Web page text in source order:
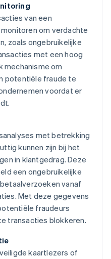
van een
om verdachte
zoals ongebruikelijke
met een hoog
mechanisme om
potentiële fraude te
voordat er
met betrekking
kunnen zijn bij het
in klantgedrag. Deze
een ongebruikelijke
vanaf
Met deze gegevens
fraudeurs
transacties blokkeren.
kaartlezers of